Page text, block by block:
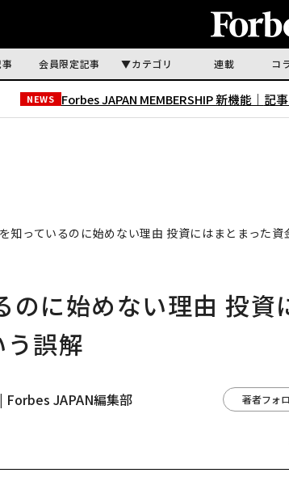
会員限定記事 カテゴリ 連載 コ
NEWS Forbes JAPAN MEMBERSHIP 新機能｜ 記
知っているのに始めない理由 投資にはまとまった
のに始めない理由 投資
誤解
JAPAN編集部 著者フォ